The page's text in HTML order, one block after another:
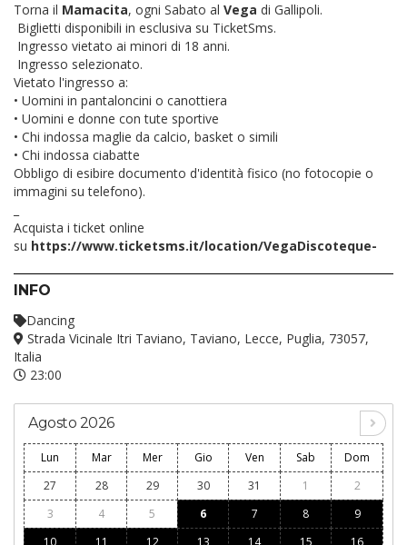
Torna il Mamacita, ogni Sabato al Vega di Gallipoli.
Biglietti disponibili in esclusiva su TicketSms.
Ingresso vietato ai minori di 18 anni.
Ingresso selezionato.
Vietato l'ingresso a:
• Uomini in pantaloncini o canottiera
• Uomini e donne con tute sportive
• Chi indossa maglie da calcio, basket o simili
• ⁠Chi indossa ciabatte
Obbligo di esibire documento d'identità fisico (no fotocopie o
immagini su telefono).
Acquista i ticket online
su https://www.ticketsms.it/location/VegaDiscoteque-
INFO
Dancing
Strada Vicinale Itri Taviano, Taviano, Lecce, Puglia, 73057,
Italia
23:00
Agosto 2026
Lun Mar Mer Gio Ven Sab
Dom
27
28 29 30 31 1
2
3
4 5 6 7 8
9